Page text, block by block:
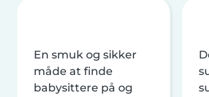
En smuk og sikker
måde at finde
babysittere på og